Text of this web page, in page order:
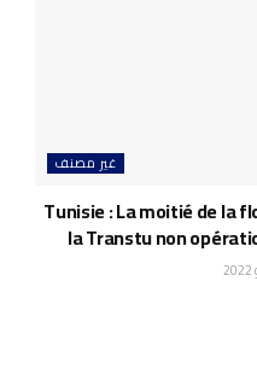
غير مصنف
Tunisie : La moitié de la
la Transtu non